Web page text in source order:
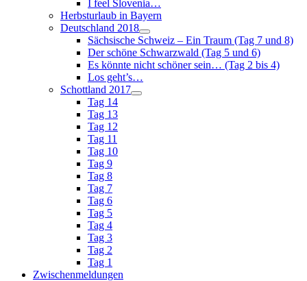
I feel Slovenia…
Herbsturlaub in Bayern
Deutschland 2018
Sächsische Schweiz – Ein Traum (Tag 7 und 8)
Der schöne Schwarzwald (Tag 5 und 6)
Es könnte nicht schöner sein… (Tag 2 bis 4)
Los geht’s…
Schottland 2017
Tag 14
Tag 13
Tag 12
Tag 11
Tag 10
Tag 9
Tag 8
Tag 7
Tag 6
Tag 5
Tag 4
Tag 3
Tag 2
Tag 1
Zwischenmeldungen